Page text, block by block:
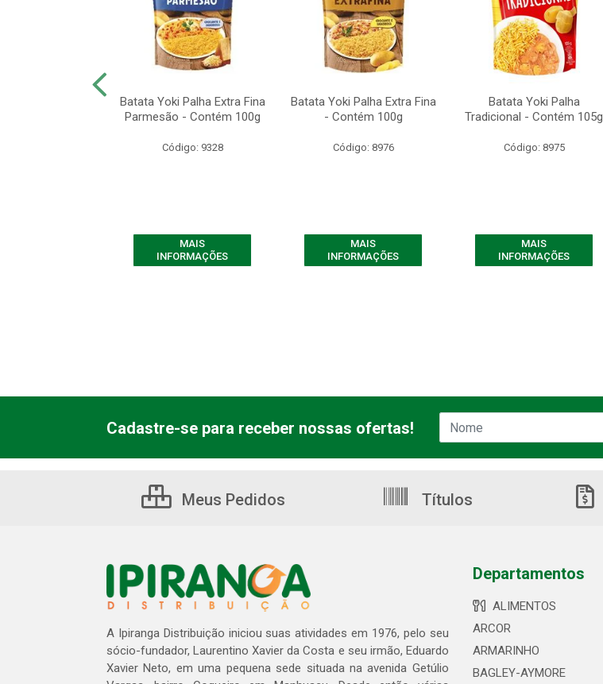
Batata Yoki Palha Extra Fina
Parmesão - Contém 100g
Código: 9328
MAIS
INFORMAÇÕES
Batata Yoki Palha Extra Fina
- Contém 100g
Código: 8976
MAIS
INFORMAÇÕES
Batata Yoki Palha
Tradicional - Contém 105g
Código: 8975
MAIS
INFORMAÇÕES
Cadastre-se para receber nossas ofertas!
Meus Pedidos Títulos
A Ipiranga Distribuição iniciou suas atividades em 1976, pelo seu
sócio-fundador, Laurentino Xavier da Costa e seu irmão, Eduardo
Xavier Neto, em uma pequena sede situada na avenida Getúlio
Departamentos
ALIMENTOS
ARCOR
ARMARINHO
BAGLEY-AYMORE